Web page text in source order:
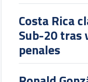
Costa Rica
Sub-20 tras
penales